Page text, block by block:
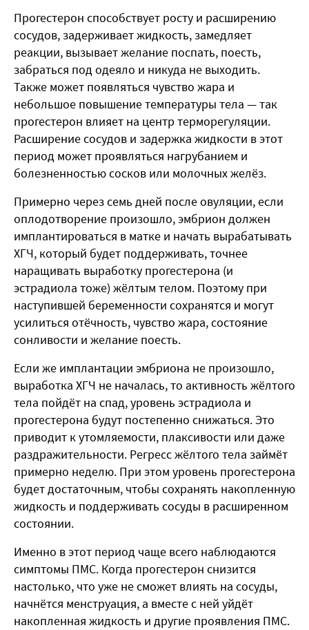
Прогестерон способствует росту и расширению
сосудов, задерживает жидкость, замедляет
реакции, вызывает желание поспать, поесть,
забраться под одеяло и никуда не выходить.
Также может появляться чувство жара и
небольшое повышение температуры тела — так
прогестерон влияет на центр терморегуляции.
Расширение сосудов и задержка жидкости в этот
период может проявляться нагрубанием и
болезненностью сосков или молочных желёз.
Примерно через семь дней после овуляции, если
оплодотворение произошло, эмбрион должен
имплантироваться в матке и начать вырабатывать
ХГЧ, который будет поддерживать, точнее
наращивать выработку прогестерона (и
эстрадиола тоже) жёлтым телом. Поэтому при
наступившей беременности сохранятся и могут
усилиться отёчность, чувство жара, состояние
сонливости и желание поесть.
Если же имплантации эмбриона не произошло,
выработка ХГЧ не началась, то активность жёлтого
тела пойдёт на спад, уровень эстрадиола и
прогестерона будут постепенно снижаться. Это
приводит к утомляемости, плаксивости или даже
раздражительности. Регресс жёлтого тела займёт
примерно неделю. При этом уровень прогестерона
будет достаточным, чтобы сохранять накопленную
жидкость и поддерживать сосуды в расширенном
состоянии.
Именно в этот период чаще всего наблюдаются
симптомы ПМС. Когда прогестерон снизится
настолько, что уже не сможет влиять на сосуды,
начнётся менструация, а вместе с ней уйдёт
накопленная жидкость и другие проявления ПМС.